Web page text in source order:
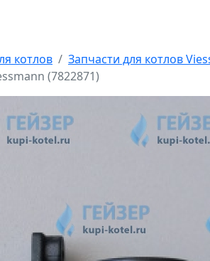
котлов Запчасти для котлов
(7822871)